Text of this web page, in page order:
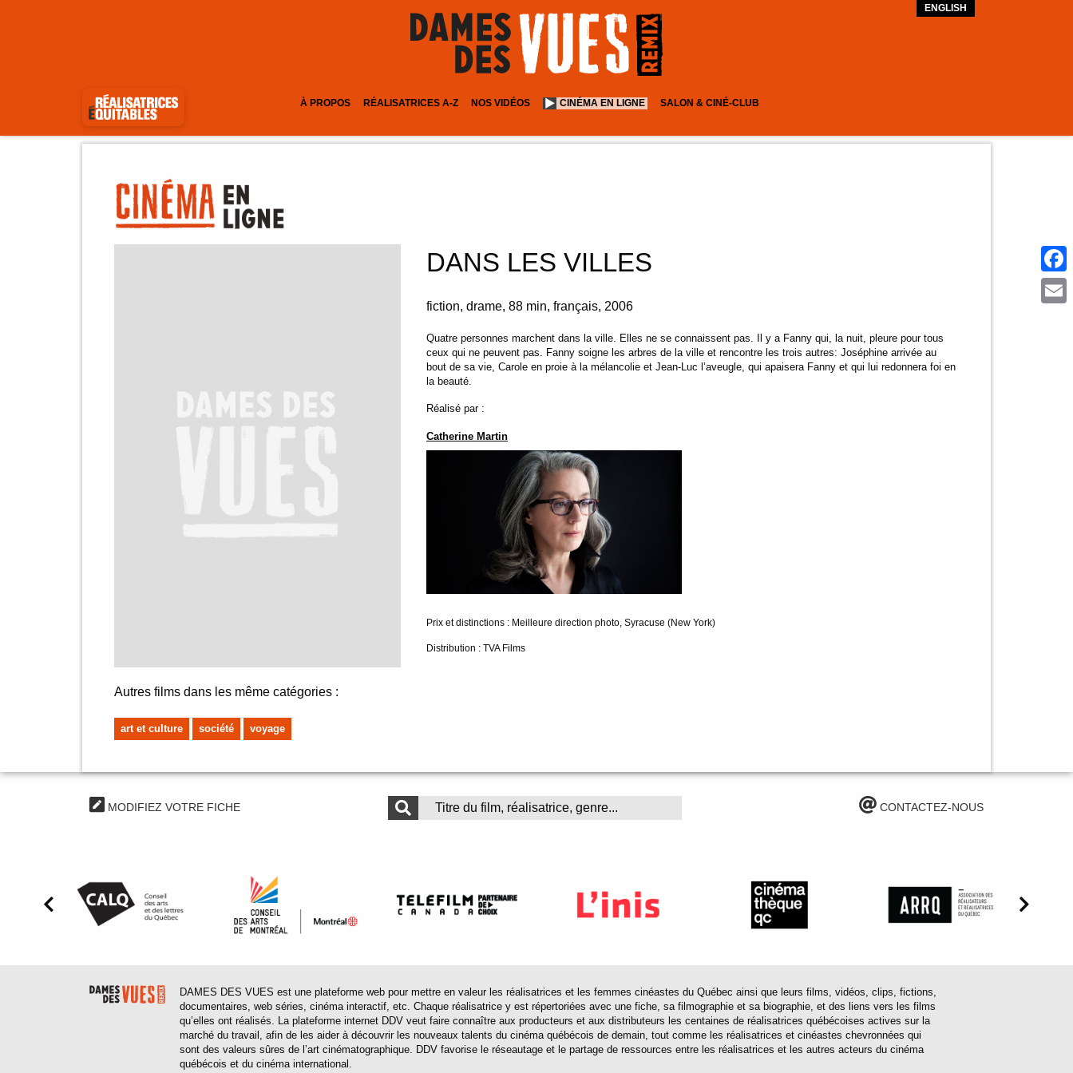
ENGLISH
À PROPOS RÉALISATRICES A-Z NOS VIDÉOS CINÉMA EN LIGNE SALON & CINÉ-CLUB
Autres films dans les même catégories :
art et culture société voyage
DANS LES VILLES
fiction drame 88 min français 2006
Quatre personnes marchent dans la ville. Elles ne se connaissent pas. Il y a Fanny qui, la nuit, pleure pour tous
ceux qui ne peuvent pas. Fanny soigne les arbres de la ville et rencontre les trois autres: Joséphine arrivée au
bout de sa vie, Carole en proie à la mélancolie et Jean-Luc l’aveugle, qui apaisera Fanny et qui lui redonnera foi en
la beauté.
Réalisé par :
Catherine Martin
Prix et distinctions : Meilleure direction photo, Syracuse (New York)
Distribution : TVA Films
MODIFIEZ VOTRE FICHE CONTACTEZ-NOUS
DAMES DES VUES est une plateforme web pour mettre en valeur les réalisatrices et les femmes cinéastes du Québec ainsi que leurs films, vidéos, clips, fictions,
documentaires, web séries, cinéma interactif, etc. Chaque réalisatrice y est répertoriées avec une fiche, sa filmographie et sa biographie, et des liens vers les films
qu’elles ont réalisés. La plateforme internet DDV veut faire connaître aux producteurs et aux distributeurs les centaines de réalisatrices québécoises actives sur la
marché du travail, afin de les aider à découvrir les nouveaux talents du cinéma québécois de demain, tout comme les réalisatrices et cinéastes chevronnées qui
sont des valeurs sûres de l’art cinématographique. DDV favorise le réseautage et le partage de ressources entre les réalisatrices et les autres acteurs du cinéma
québécois et du cinéma international.